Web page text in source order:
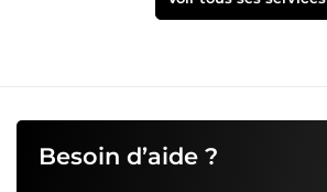
Besoin d’aide ?